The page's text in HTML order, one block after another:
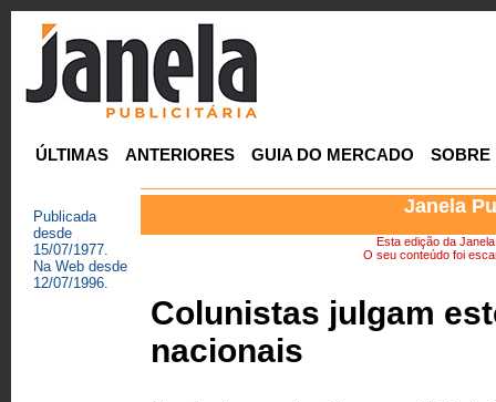
ÚLTIMAS ANTERIORES GUIA DO MERCADO SOBRE
Publicada
desde
15/07/1977.
Na Web desde
12/07/1996.
Janela
Esta edição da
O seu conteúdo foi
Colunistas julgam
nacionais